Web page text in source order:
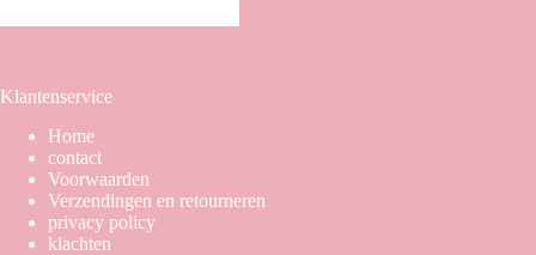
Klantenservice
Home
contact
Voorwaarden
Verzendingen en retourneren
privacy policy
klachten